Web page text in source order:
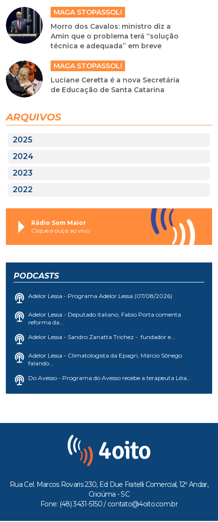
MAGA STOPASSOLI
Morro dos Cavalos: ministro diz a
Amin que o problema terá “solução
técnica e adequada” em breve
MAGA STOPASSOLI
Luciane Ceretta é a nova Secretária
de Educação de Santa Catarina
ARQUIVOS
2025
2024
2023
2022
Rádio Som Maior
Clique e ouça ao vivo
PODCASTS
Adelor Lessa - Programa Adelor Lessa (07/08/2026)
Adelor Lessa - Deputado italiano, Fabio Porta comenta
reforma da...
Adelor Lessa - Sandro Zanatta Trichez - fundador e...
Adelor Lessa - Climatologista da Epagri, Márcio Sônego
falando...
Do Avesso - Programa do Avesso recebe a terapeuta Léia...
Rua Cel. Marcos Rovaris 230, Ed Due Fratelli Comercial, 12º Andar,
Criciúma - SC
Fone: (48) 3431-5150 / contato@4oito.com.br